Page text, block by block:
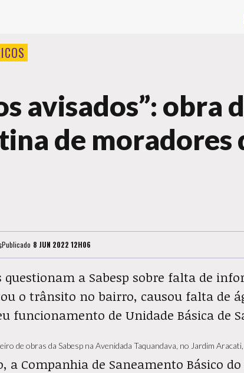
avisados”: obra
de moradores
Publicado 8 JUN 2022 12H06
questionam a Sabesp sobre falta de
o trânsito no bairro, causou falta de
funcionamento de Unidade Básica de
de obras da Sabesp na Avenidada Taquandava, no Jardim
a Companhia de Saneamento Básico do